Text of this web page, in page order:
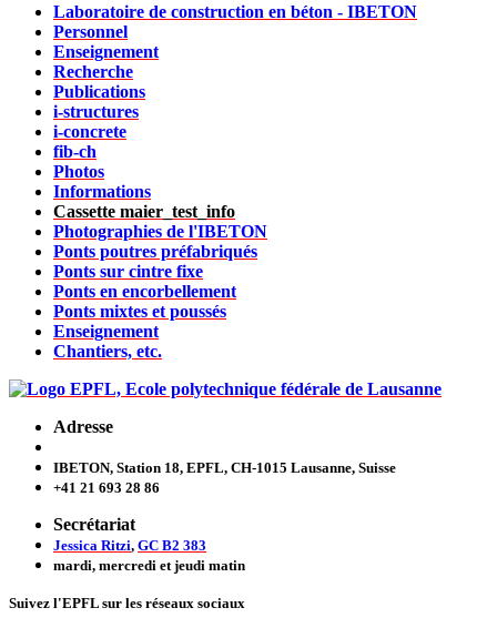
Laboratoire de construction en béton - IBETON
Personnel
Enseignement
Recherche
Publications
i-structures
i-concrete
fib-ch
Photos
Informations
Cassette maier_test_info
Photographies de l'IBETON
Ponts poutres préfabriqués
Ponts sur cintre fixe
Ponts en encorbellement
Ponts mixtes et poussés
Enseignement
Chantiers, etc.
Adresse
IBETON, Station 18, EPFL, CH-1015 Lausanne, Suisse
+41 21 693 28 86
Secrétariat
Jessica Ritzi, GC B2 383
mardi, mercredi et jeudi matin
Suivez l'EPFL sur les réseaux sociaux